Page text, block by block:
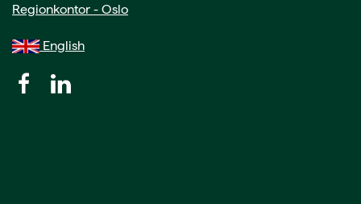
Regionkontor - Oslo
English